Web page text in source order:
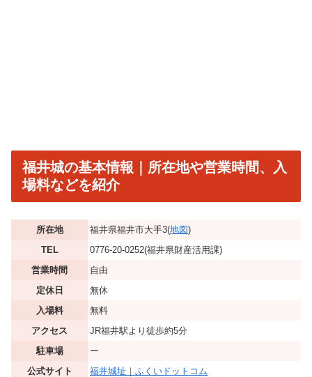
福井城の基本情報｜所在地や営業時間、入
場料などを紹介
所在地 福井県福井市大手3(地図)
TEL
0776-20-0252(福井県財産活用課)
営業時間
自由
定休日
無休
入場料
無料
アクセス
JR福井駅より徒歩約5分
駐車場
ー
公式サイト
福井城址｜ふくいドットコム